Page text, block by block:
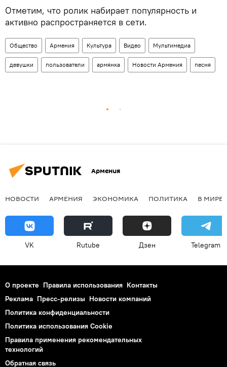
Отметим, что ролик набирает популярность и
активно распространяется в сети.
Общество Армения Культура Видео Мультимедиа
девушки пользователи армянка Новости Армения песня
Армения
НОВОСТИ АРМЕНИЯ ЭКОНОМИКА ПОЛИТИКА В МИРЕ
VK Rutube Дзен Telegram
О проекте Правила использования Контакты
Реклама Пресс-релизы Новости компаний
Политика конфиденциальности
Политика использования Cookie
Правила применения рекомендательных
технологий
Обратная связь